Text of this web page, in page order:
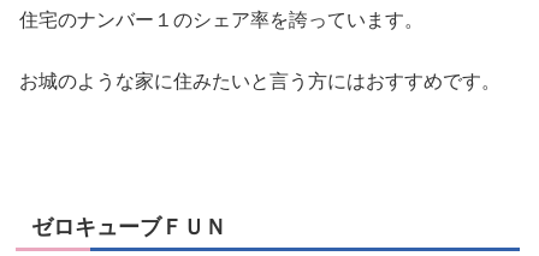
住宅のナンバー１のシェア率を誇っています。
お城のような家に住みたいと言う方にはおすすめです。
ゼロキューブＦＵＮ